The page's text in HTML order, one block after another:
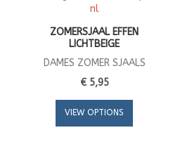
ZOMERSJAAL EFFEN
LICHTBEIGE
DAMES ZOMER SJAALS
€ 5,95
VIEW OPTIONS